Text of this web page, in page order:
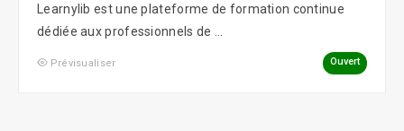
Learnylib est une plateforme de formation continue
dédiée aux professionnels de ...
Prévisualiser Ouvert